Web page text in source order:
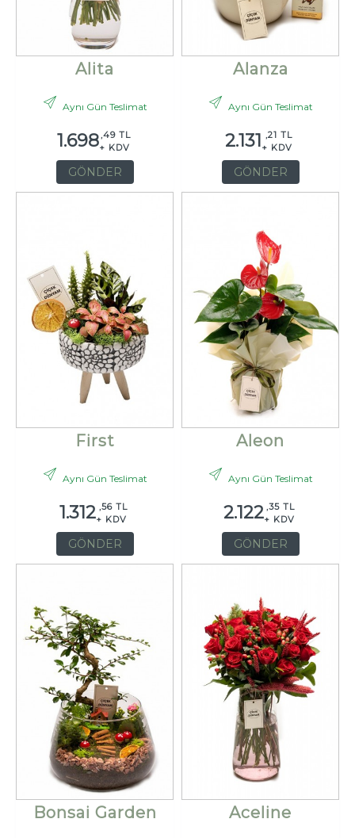
Alita
Aynı Gün Teslimat
1.698 ,49 TL
+ KDV
GÖNDER
Alanza
Aynı Gün Teslimat
2.131 ,21 TL
+ KDV
GÖNDER
First
Aynı Gün Teslimat
1.312 ,56 TL
+ KDV
GÖNDER
Aleon
Aynı Gün Teslimat
2.122 ,35 TL
+ KDV
GÖNDER
Bonsai Garden Aceline